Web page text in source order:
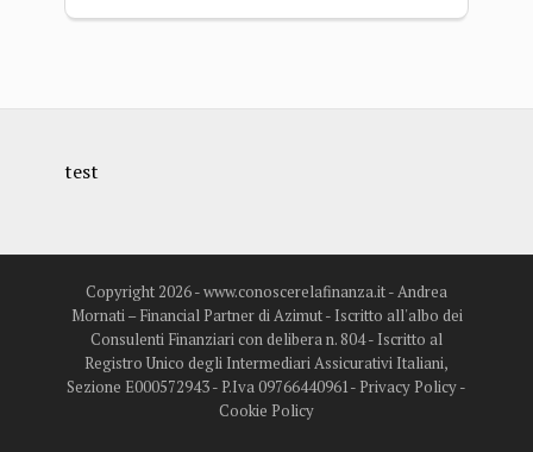
test
Copyright 2026 - www.conoscerelafinanza.it - Andrea
Mornati – Financial Partner di Azimut - Iscritto all'albo dei
Consulenti Finanziari con delibera n. 804 - Iscritto al
Registro Unico degli Intermediari Assicurativi Italiani,
Sezione E000572943 - P.Iva 09766440961- Privacy Policy-
Cookie Policy